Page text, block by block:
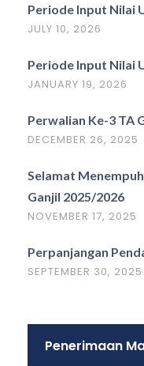
Periode Input Nilai
JULY 10, 2026
Periode Input Nilai
JANUARY 19, 2026
Perwalian Ke-3 TA
DECEMBER 26, 2025
Selamat
Ganjil 2025/2026
NOVEMBER 17, 2025
Perpanjangan
SEPTEMBER 30, 2025
Penerimaan